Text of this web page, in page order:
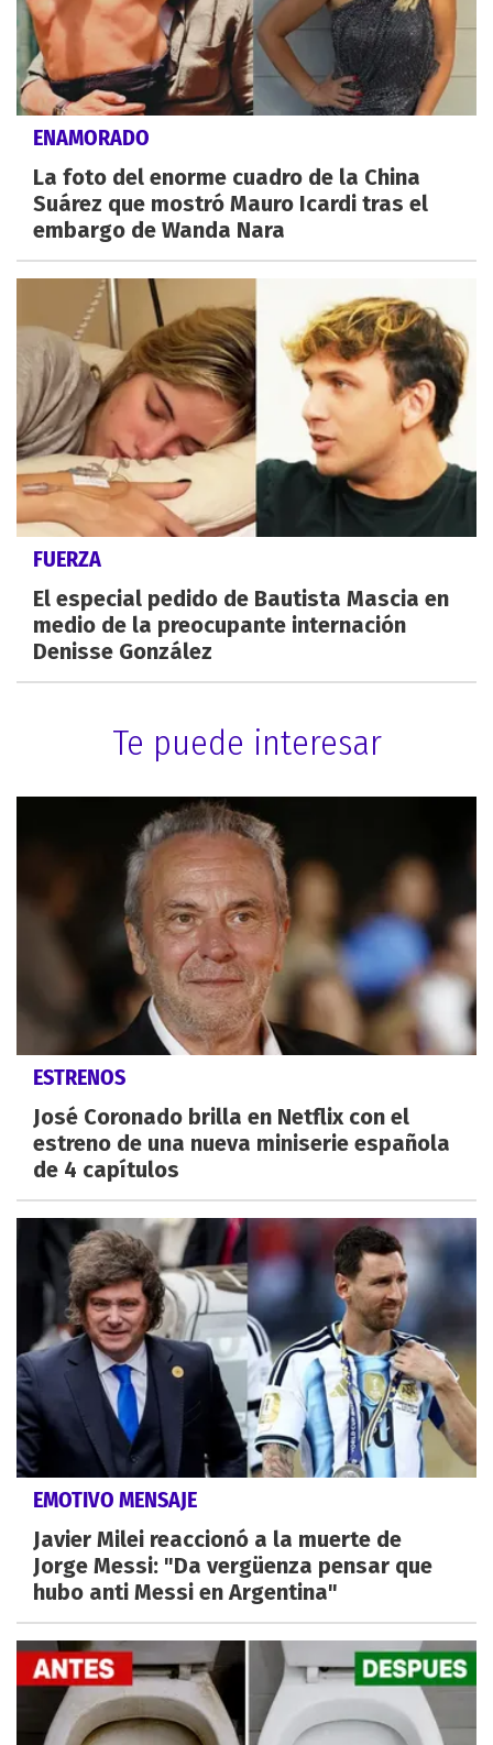
ENAMORADO
La foto del enorme cuadro de la China
Suárez que mostró Mauro Icardi tras el
embargo de Wanda Nara
FUERZA
El especial pedido de Bautista Mascia en
medio de la preocupante internación
Denisse González
Te puede interesar
ESTRENOS
José Coronado brilla en Netflix con el
estreno de una nueva miniserie española
de 4 capítulos
EMOTIVO MENSAJE
Javier Milei reaccionó a la muerte de
Jorge Messi: "Da vergüenza pensar que
hubo anti Messi en Argentina"